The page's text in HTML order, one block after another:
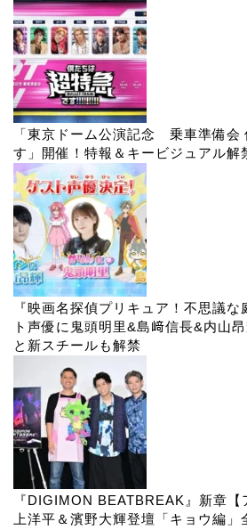
「東京ドーム公演記念 乗車準備会
す」開催！特報＆キービジュアル解
『映画名探偵プリキュア！不思議
ト声優に鬼頭明里&島﨑信長&内山
と新スチールも解禁
『DIGIMON BEATBREAK』新章【
上洋平＆濱野大輝登壇「キョウ編